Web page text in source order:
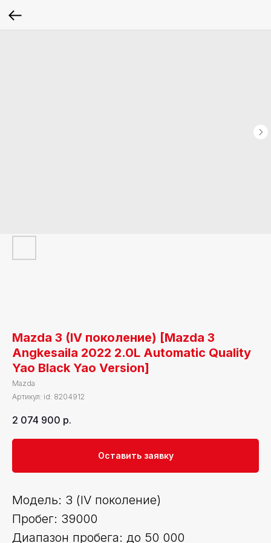
Mazda 3 (IV поколение) [Mazda 3
Angkesaila 2022 2.0L Automatic Quality
Yao Black Yao Version]
Mazda
Артикул: id: 8204912
2 074 900 р.
Оставить заявку
Модель: 3 (IV поколение)
Пробег: 39000
Диапазон пробега: до 50 000